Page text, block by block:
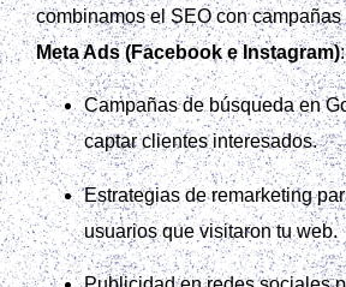
combinamos el SEO con
Meta Ads (Facebook e Instagram):
Campañas de búsqueda en
captar clientes interesados.
Estrategias de remarketing
usuarios que visitaron tu web.